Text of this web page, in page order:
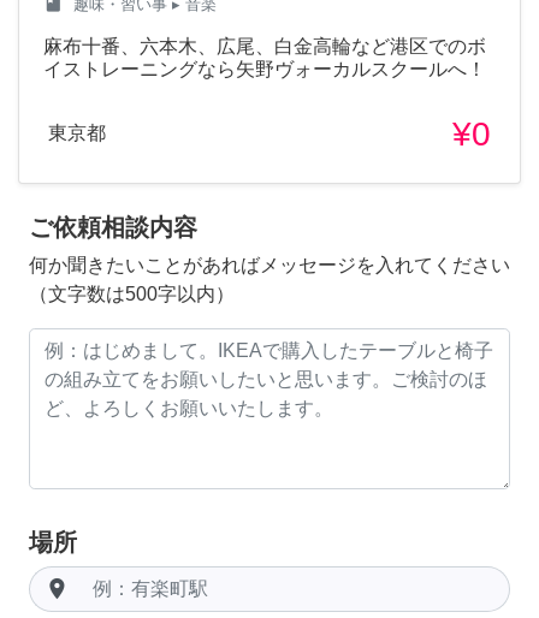
趣味・習い事 ▸ 音楽
麻布十番、六本木、広尾、白金高輪など港区でのボ
イストレーニングなら矢野ヴォーカルスクールへ！
東京都 ¥0
ご依頼相談内容
何か聞きたいことがあればメッセージを入れてください
（文字数は500字以内）
場所
room